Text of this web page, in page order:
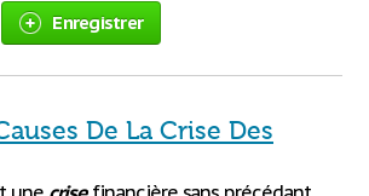
Enregistrer
De La Crise Des